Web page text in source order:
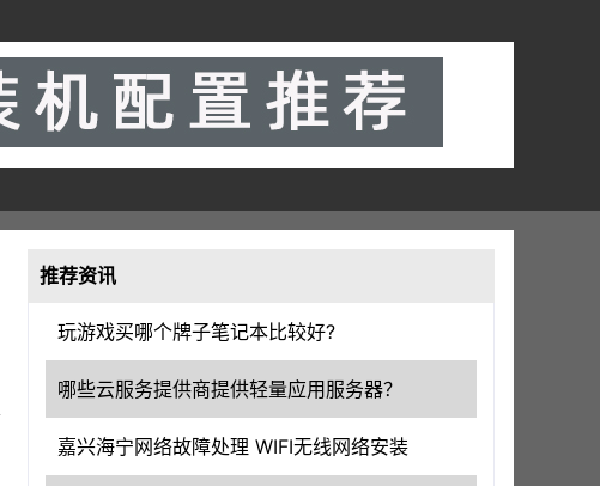
推荐资讯
玩游戏买哪个牌子笔记本比较好?
哪些云服务提供商提供轻量应用服务器？
嘉兴海宁网络故障处理 WIFI无线网络安装